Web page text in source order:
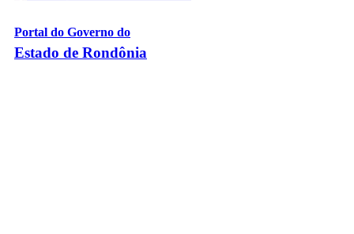
Portal do Governo do
Estado de Rondônia